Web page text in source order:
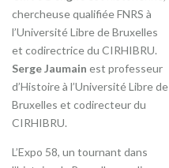
chercheuse qualifiée FNRS à
l’Université Libre de Bruxelles
et codirectrice du CIRHIBRU.
Serge Jaumain est professeur
d’Histoire à l’Université Libre de
Bruxelles et codirecteur du
CIRHIBRU.
L’Expo 58, un tournant dans